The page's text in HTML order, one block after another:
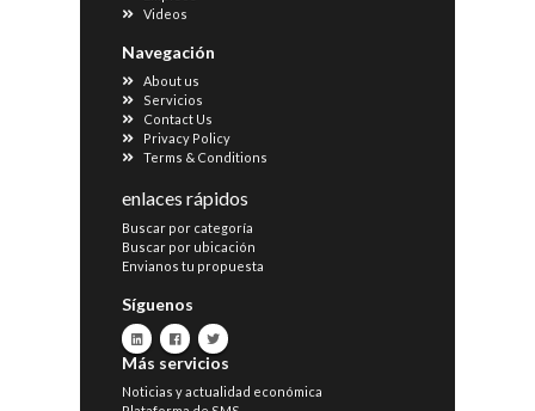
Videos
Navegación
About us
Servicios
Contact Us
Privacy Policy
Terms & Conditions
enlaces rápidos
Buscar por categoría
Buscar por ubicación
Envianos tu propuesta
Síguenos
Más servicios
Noticias y actualidad económica